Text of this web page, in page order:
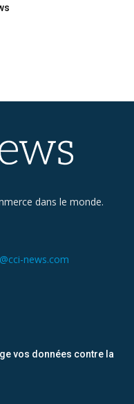
dans le monde.
news.com
vos données contre la